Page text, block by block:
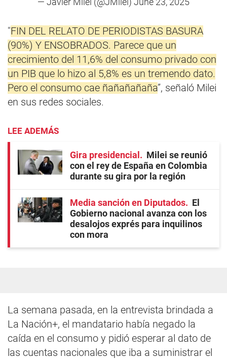
"FIN DEL RELATO DE PERIODISTAS BASURA
(90%) Y ENSOBRADOS. Parece que un
crecimiento del 11,6% del consumo privado con
un PIB que lo hizo al 5,8% es un tremendo dato.
Pero el consumo cae ñañañañaña”, señaló Milei
en sus redes sociales.
LEE ADEMÁS
Gira presidencial
Milei se reunió
con el rey de España en Colombia
durante su gira por la región
Media sanción en Diputados
El
Gobierno nacional avanza con los
desalojos exprés para inquilinos
con mora
La semana pasada, en la entrevista brindada a
La Nación+, el mandatario había negado la
caída en el consumo y pidió esperar al dato de
las cuentas nacionales que iba a suministrar el